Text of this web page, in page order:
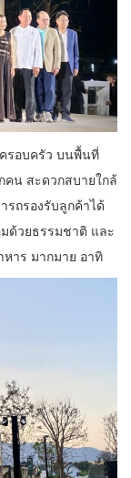
รอบครัว บนพื้นที่
น สะดวกสบายใกล้
ถรองรับลูกค้าได้
ด้วยธรรมชาติ และ
าร มากมาย อาทิ